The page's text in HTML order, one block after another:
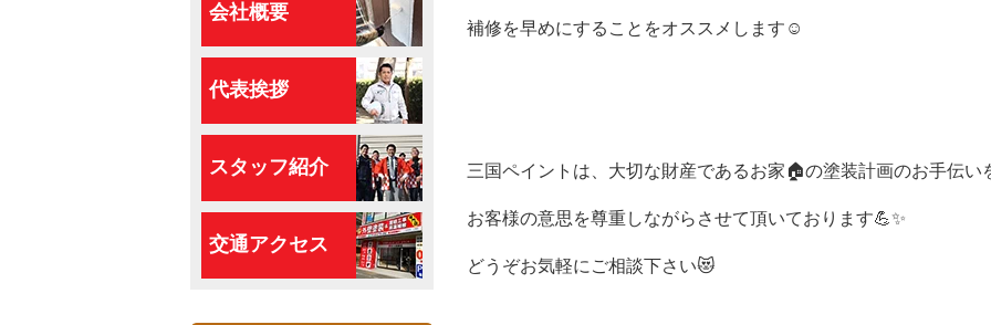
補修を早めにすることをオススメします☺️
三国ペイントは、大切な財産であるお家🏠の塗装計画のお手伝い
お客様の意思を尊重しながらさせて頂いております💪✨
どうぞお気軽にご相談下さい😻
会社概要
代表挨拶
スタッフ紹介
交通アクセス